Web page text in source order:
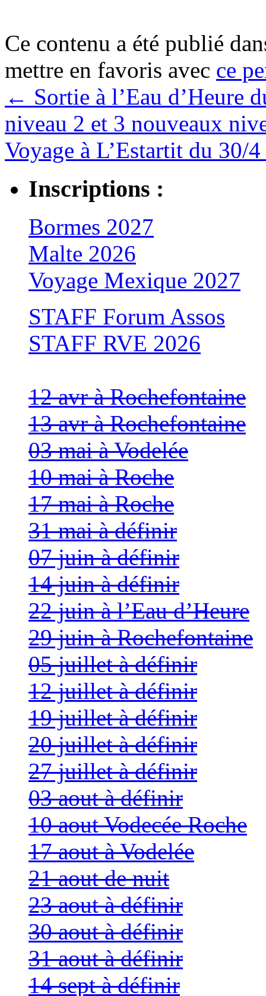
Ce contenu a été publié
mettre en favoris avec ce
← Sortie à l’Eau d’Heure
niveau 2 et 3 nouveaux
Voyage à L’Estartit du 30/
Inscriptions :
Bormes 2027
Malte 2026
Voyage Mexique 2027
STAFF Forum Assos
STAFF RVE 2026
12 avr à Rochefontaine
13 avr à Rochefontaine
03 mai à Vodelée
10 mai à Roche
17 mai à Roche
31 mai à définir
07 juin à définir
14 juin à définir
22 juin à l’Eau d’Heure
29 juin à Rochefontaine
05 juillet à définir
12 juillet à définir
19 juillet à définir
20 juillet à définir
27 juillet à définir
03 aout à définir
10 aout Vodecée Roche
17 aout à Vodelée
21 aout de nuit
23 aout à définir
30 aout à définir
31 aout à définir
14 sept à définir